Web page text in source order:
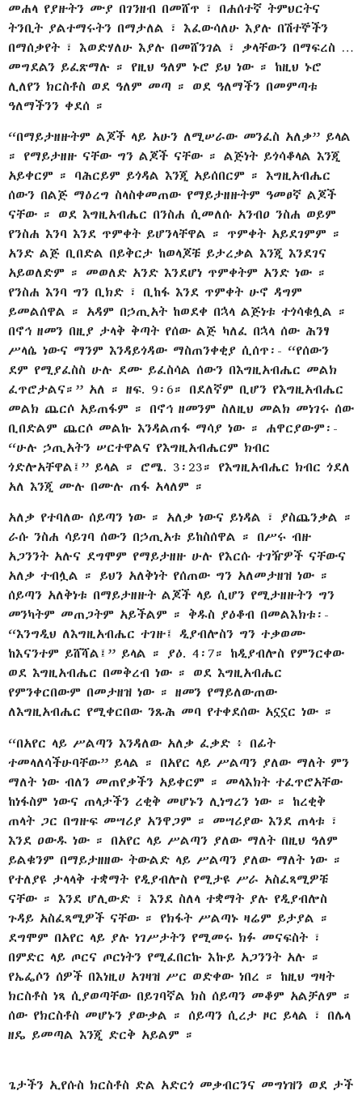
መሐላ የያዙትን ሙያ በገንዘብ በመሸጥ ፣ በሐሰተኛ ትምህርትና
ትንቢት ያልተማሩትን በማታለል ፣ እፈውሳለሁ እያሉ በሽተኞችን
በማሰቃየት ፣ እወድሃለሁ እያሉ በመሸንገል ፣ ቃላቸውን በማፍረስ …
መግደልን ይፈጽማሉ ። የዚህ ዓለም ኑሮ ይህ ነው ። ከዚህ ኑሮ
ሊለየን ክርስቶስ ወደ ዓለም መጣ ። ወደ ዓለማችን በመምጣቱ
ዓለማችንን ቀደሰ ።
“በማይታዘዙትም ልጆች ላይ አሁን ለሚሠራው መንፈስ አለቃ” ይላል
። የማይታዘዙ ናቸው ግን ልጆች ናቸው ። ልጅነት ይጎሳቆላል እንጂ
አይቀርም ። ባሕርይም ይጎዳል እንጂ አይሰበርም ። እግዚአብሔር
ሰውን በልጅ ማዕረግ ስላስቀመጠው የማይታዘዙትም ዓመፀኛ ልጆች
ናቸው ። ወደ እግዚአብሔር በንስሐ ሲመለሱ አንብዐ ንስሐ ወይም
የንስሐ እንባ እንደ ጥምቀት ይሆንላቸዋል ። ጥምቀት አይደገምም ።
አንድ ልጅ ቢበድል በይቅርታ ከወላጆቹ ይታረቃል እንጂ እንደገና
አይወለድም ። መወለድ አንድ እንደሆነ ጥምቀትም አንድ ነው ።
የንስሐ እንባ ግን ቢክድ ፣ ቢከፋ እንደ ጥምቀት ሁኖ ዳግም
ይመልሰዋል ። አዳም በኃጢአት ከወደቀ በኋላ ልጅነቱ ተጎሳቁሏል ።
በኖኅ ዘመን በዚያ ታላቅ ቅጣት የሰው ልጅ ካለፈ በኋላ ሰው ሕንፃ
ሥላሴ ነውና ማንም እንዳይጎዳው ማስጠንቀቂያ ሲሰጥ፡- “የሰውን
ደም የሚያፈስስ ሁሉ ደሙ ይፈስሳል ሰውን በእግዚአብሔር መልክ
ፈጥሮታልና።” አለ ። ዘፍ. 9፡6። በደለኛም ቢሆን የእግዚአብሔር
መልክ ጨርሶ አይጠፋም ። በኖኅ ዘመንም ስለዚህ መልክ መነገሩ ሰው
ቢበድልም ጨርሶ መልኩ እንዳልጠፋ ማሳያ ነው ። ሐዋርያውም፡-
“ሁሉ ኃጢአትን ሠርተዋልና የእግዚአብሔርም ክብር
ጎድሎአቸዋል፤” ይላል ። ሮሜ. 3፡23። የእግዚአብሔር ክብር ጎደለ
አለ እንጂ ሙሉ በሙሉ ጠፋ አላለም ።
አለቃ የተባለው ሰይጣን ነው ። አለቃ ነውና ይነዳል ፣ ያስጨንቃል ።
ራሱ ንስሐ ሳይገባ ሰውን በኃጢአቱ ይከስሰዋል ። በሥሩ ብዙ
አጋንንት አሉና ደግሞም የማይታዘዙ ሁሉ የእርሱ ተገዥዎች ናቸውና
አለቃ ተብሏል ። ይህን አለቅነት የሰጠው ግን አለመታዘዝ ነው ።
ሰይጣን አለቅነቱ በማይታዘዙት ልጆች ላይ ሲሆን የሚታዘዙትን ግን
መንካትም መጠጋትም አይችልም ። ቅዱስ ያዕቆብ በመልእክቱ፡-
“እንግዲህ ለእግዚአብሔር ተገዙ፤ ዲያብሎስን ግን ተቃወሙ
ከእናንተም ይሸሻል፤” ይላል ። ያዕ. 4፡7። ከዲያብሎስ የምንርቀው
ወደ እግዚአብሔር በመቅረብ ነው ። ወደ እግዚአብሔር
የምንቀርበውም በመታዘዝ ነው ። ዘመን የማይለውጠው
ለእግዚአብሔር የሚቀርበው ንጹሕ መባ የተቀደሰው አኗኗር ነው ።
“በአየር ላይ ሥልጣን እንዳለው አለቃ ፈቃድ ፥ በፊት
ተመላለሳችሁባቸው” ይላል ። በአየር ላይ ሥልጣን ያለው ማለት ምን
ማለት ነው ብለን መጠየቃችን አይቀርም ። መላእክት ተፈጥሮአቸው
ከነፋስም ነውና ጠላታችን ረቂቅ መሆኑን ሊነግረን ነው ። ከረቂቅ
ጠላት ጋር በግዙፍ መሣሪያ አንዋጋም ። መሣሪያው እንደ ጠላቱ ፣
እንደ ዐውዱ ነው ። በአየር ላይ ሥልጣን ያለው ማለት በዚህ ዓለም
ይልቁንም በማይታዘዘው ትውልድ ላይ ሥልጣን ያለው ማለት ነው ።
የተለያዩ ታላላቅ ተቋማት የዲያብሎስ የሚታዩ ሥራ አስፈጻሚዎቹ
ናቸው ። እንደ ሆሊውድ ፣ እንደ ስለላ ተቋማት ያሉ የዲያብሎስ
ጉዳይ አስፈጻሚዎች ናቸው ። የክፋት ሥልጣኑ ዛሬም ይታያል ።
ደግሞም በአየር ላይ ያሉ ነገሥታትን የሚመሩ ክፉ መናፍስት ፣
በምድር ላይ ጦርና ጦርነትን የሚፈበርኩ እኩይ አጋንንት አሉ ።
የኤፌሶን ሰዎች በእነዚሀ አገዛዝ ሥር ወድቀው ነበረ ። ከዚህ ግዛት
ክርስቶስ ነጻ ሲያወጣቸው በይገባኛል ክስ ሰይጣን መቆም አልቻለም ።
ሰው የክርስቶስ መሆኑን ያውቃል ። ሰይጣን ሲረታ ዞር ይላል ፣ በሌላ
ዘዴ ይመጣል እንጂ ድርቅ አይልም ።
ጌታችን ኢየሱስ ክርስቶስ ድል አድርጎ መቃብርንና መግነዝን ወደ ታች